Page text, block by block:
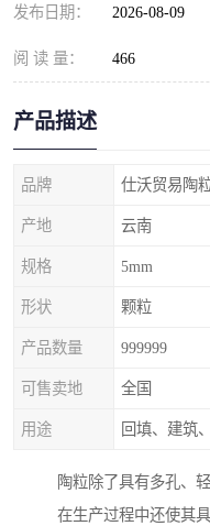
发布日期： 2026-08-09
阅 读 量： 466
产品描述
品牌 仕沃贸易陶
产地 云南
规格 5mm
形状 颗粒
产品数量 999999
可售卖地 全国
用途 回填、建筑
陶粒除了具有多孔、
在生产过程中还使其